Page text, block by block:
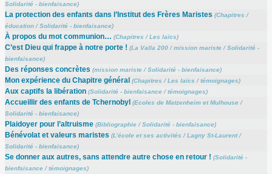
Solidarité - bienfaisance)
La protection des enfants dans l’Institut des Frères Maristes (Chapitres /
éducation/Solidarité - bienfaisance)
À propos du mot communion… (Chapitres /Les laïcs)
C’est Dieu qui frappe à notre porte ! (La Valla 200/mission mariste/Solidarité -
bienfaisance)
Des réponses concrètes (mission mariste/Solidarité - bienfaisance)
Mon expérience du Chapitre général (Chapitres /Les laïcs /témoignages)
Aux captifs la libération (Solidarité - bienfaisance/témoignages)
Accueillir des enfants de Tchernobyl (Ecoles de Matzenheim et Mulhouse/
Solidarité - bienfaisance)
Plaidoyer pour l’altruisme (Bibliographie/Solidarité - bienfaisance)
Bénévolat et valeurs maristes (L’école et ses activités /Lagny St-Laurent/
Solidarité - bienfaisance)
Se donner aux autres, sans attendre autre chose en retour ! (Solidarité -
bienfaisance/témoignages)